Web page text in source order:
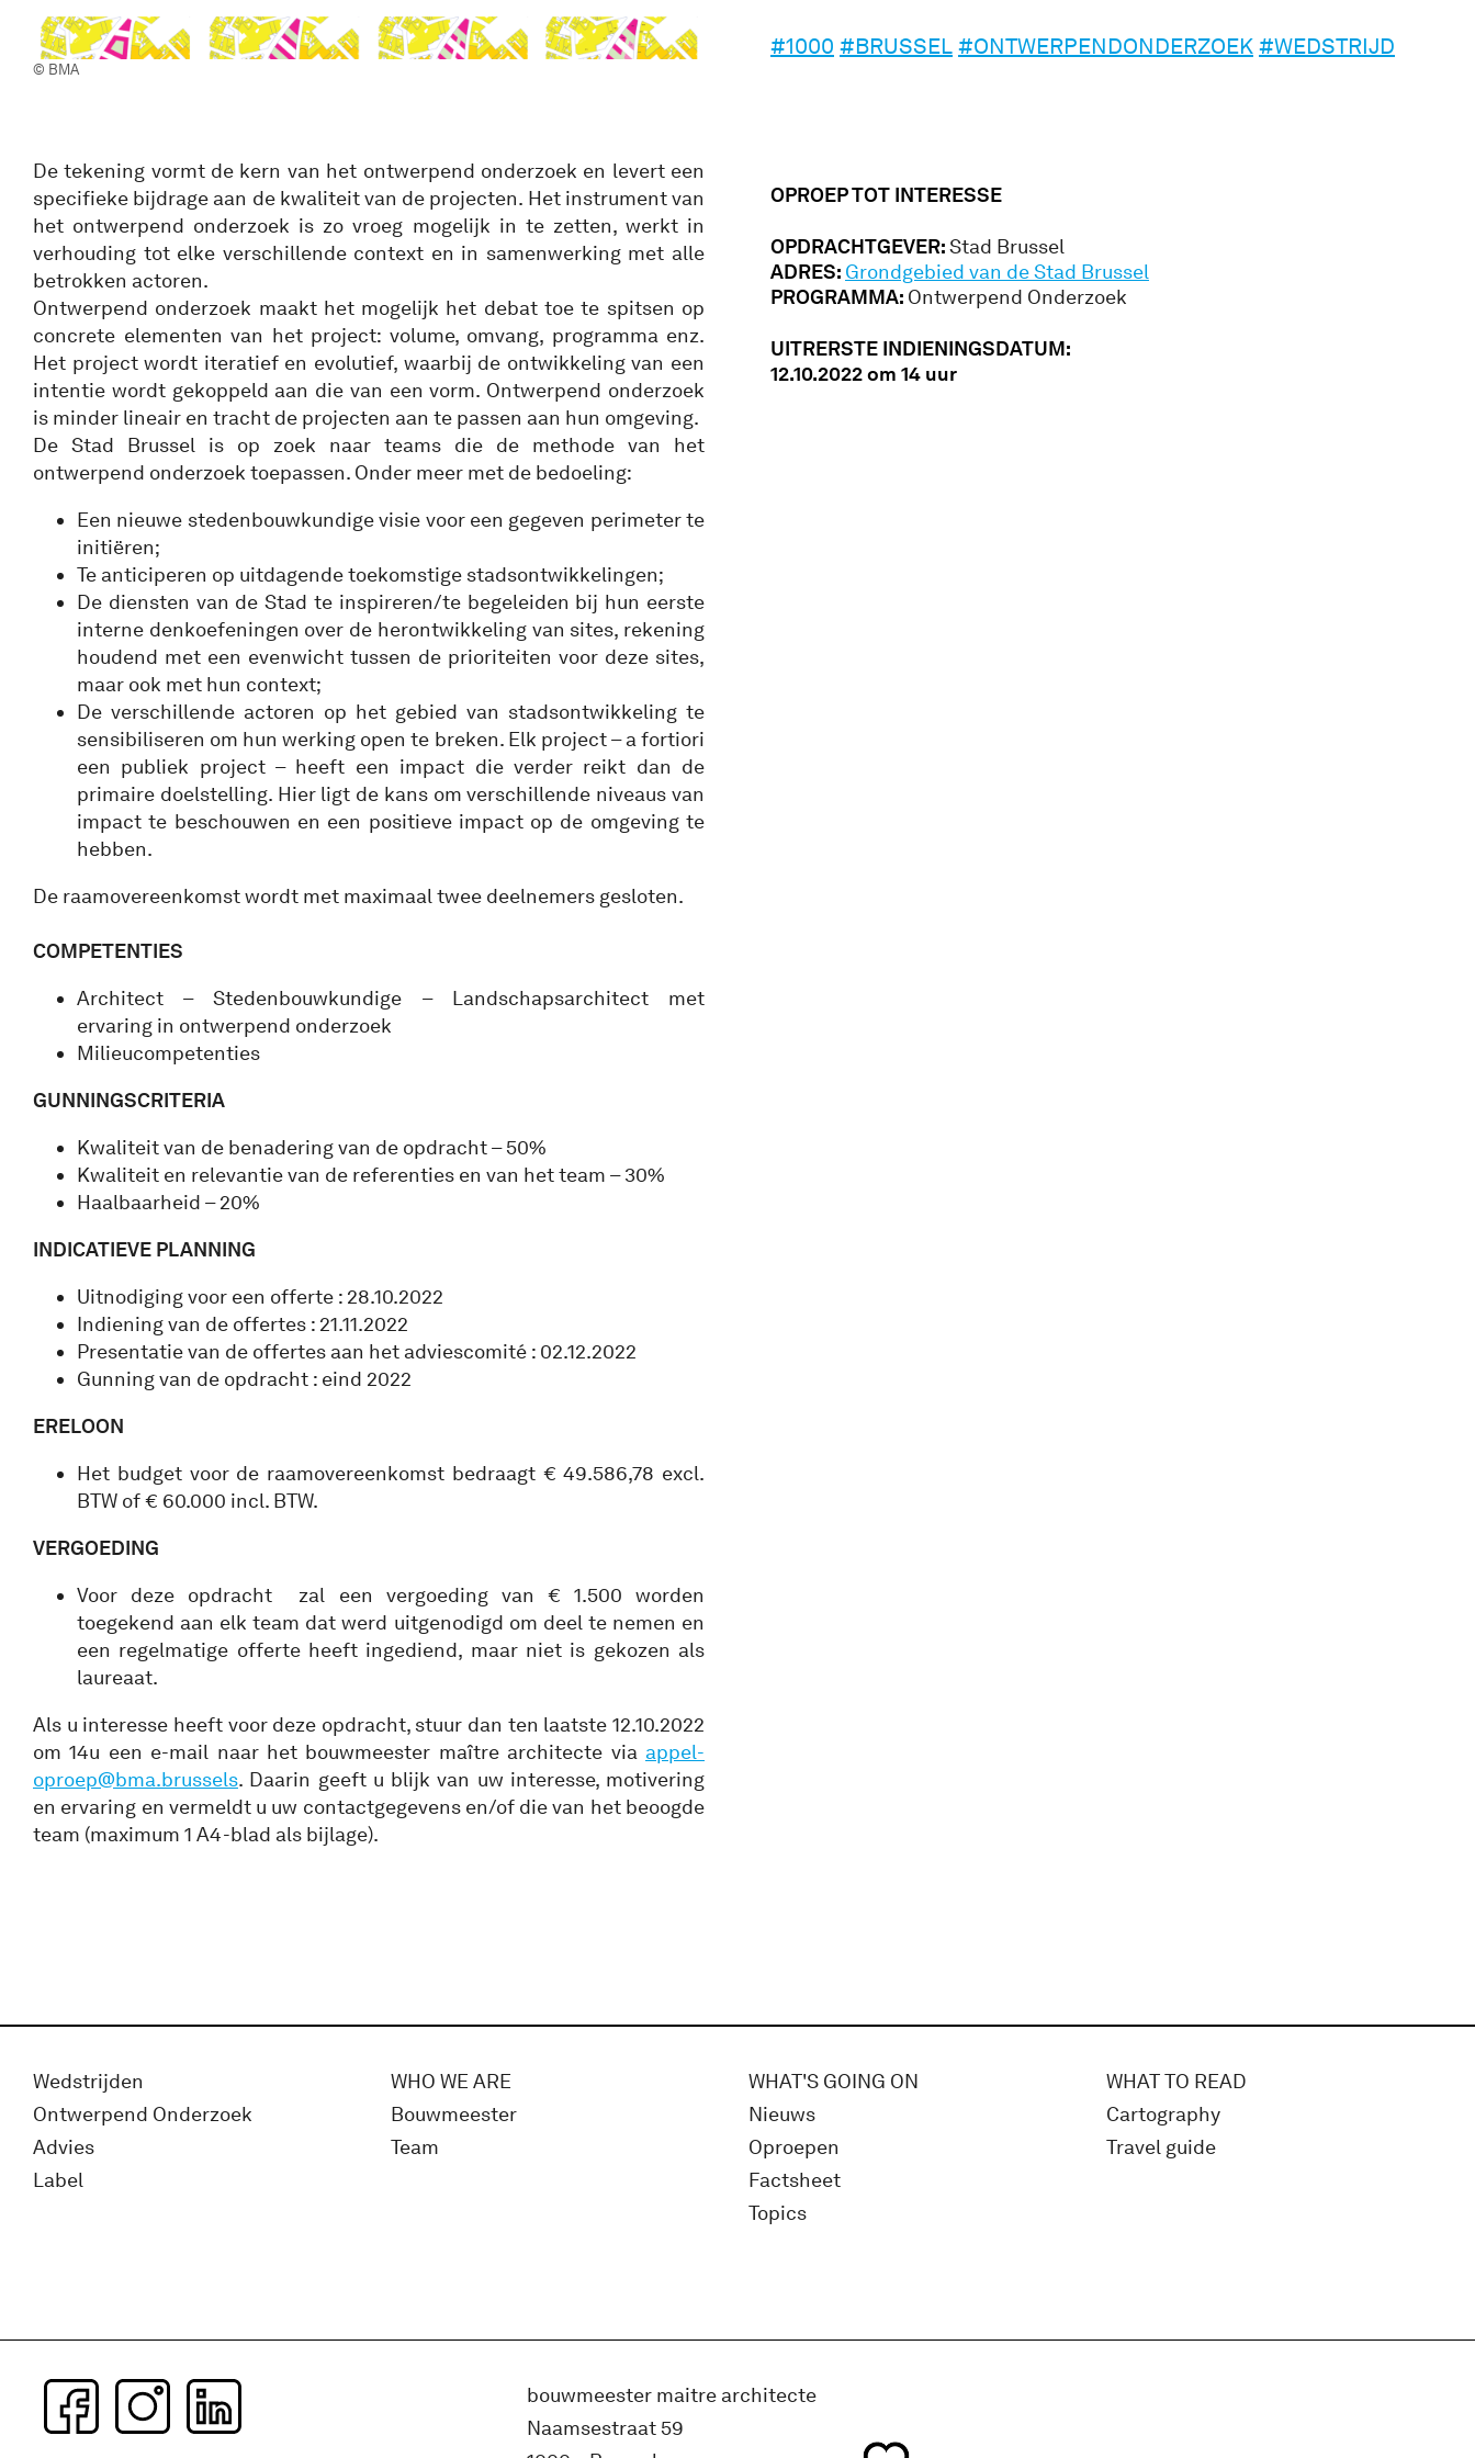
© BMA
#1000 #BRUSSEL #ONTWERPENDONDERZOEK #WEDSTRIJD
De tekening vormt de kern van het ontwerpend onderzoek en levert een
specifieke bijdrage aan de kwaliteit van de projecten. Het instrument van
het ontwerpend onderzoek is zo vroeg mogelijk in te zetten, werkt in
verhouding tot elke verschillende context en in samenwerking met alle
betrokken actoren.
Ontwerpend onderzoek maakt het mogelijk het debat toe te spitsen op
concrete elementen van het project: volume, omvang, programma enz.
Het project wordt iteratief en evolutief, waarbij de ontwikkeling van een
intentie wordt gekoppeld aan die van een vorm. Ontwerpend onderzoek
is minder lineair en tracht de projecten aan te passen aan hun omgeving.
De Stad Brussel is op zoek naar teams die de methode van het
ontwerpend onderzoek toepassen. Onder meer met de bedoeling:
Een nieuwe stedenbouwkundige visie voor een gegeven perimeter te
initiëren;
Te anticiperen op uitdagende toekomstige stadsontwikkelingen;
De diensten van de Stad te inspireren/te begeleiden bij hun eerste
interne denkoefeningen over de herontwikkeling van sites, rekening
houdend met een evenwicht tussen de prioriteiten voor deze sites,
maar ook met hun context;
De verschillende actoren op het gebied van stadsontwikkeling te
sensibiliseren om hun werking open te breken. Elk project – a fortiori
een publiek project – heeft een impact die verder reikt dan de
primaire doelstelling. Hier ligt de kans om verschillende niveaus van
impact te beschouwen en een positieve impact op de omgeving te
hebben.
De raamovereenkomst wordt met maximaal twee deelnemers gesloten.
COMPETENTIES
Architect – Stedenbouwkundige – Landschapsarchitect met
ervaring in ontwerpend onderzoek
Milieucompetenties
GUNNINGSCRITERIA
Kwaliteit van de benadering van de opdracht – 50%
Kwaliteit en relevantie van de referenties en van het team – 30%
Haalbaarheid – 20%
INDICATIEVE PLANNING
Uitnodiging voor een offerte : 28.10.2022
Indiening van de offertes : 21.11.2022
Presentatie van de offertes aan het adviescomité : 02.12.2022
Gunning van de opdracht : eind 2022
ERELOON
Het budget voor de raamovereenkomst bedraagt € 49.586,78 excl.
BTW of € 60.000 incl. BTW.
VERGOEDING
Voor deze opdracht zal een vergoeding van € 1.500 worden
toegekend aan elk team dat werd uitgenodigd om deel te nemen en
een regelmatige offerte heeft ingediend, maar niet is gekozen als
laureaat.
Als u interesse heeft voor deze opdracht, stuur dan ten laatste 12.10.2022
om 14u een e-mail naar het bouwmeester maître architecte via appel-
oproep@bma.brussels. Daarin geeft u blijk van uw interesse, motivering
en ervaring en vermeldt u uw contactgegevens en/of die van het beoogde
team (maximum 1 A4-blad als bijlage).
OPROEP TOT INTERESSE
OPDRACHTGEVER:Stad Brussel
ADRES: Grondgebied van de Stad Brussel
PROGRAMMA: Ontwerpend Onderzoek
UITRERSTE INDIENINGSDATUM:
12.10.2022 om 14 uur
Wedstrijden
Ontwerpend Onderzoek
Advies
Label
WHO WE ARE
Bouwmeester
Team
WHAT'S GOING ON
Nieuws
Oproepen
Factsheet
Topics
WHAT TO READ
Cartography
Travel guide
bouwmeester maitre architecte
Naamsestraat 59